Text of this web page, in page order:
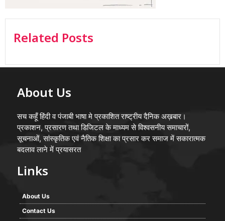
Related Posts
About Us
सच कहूँ हिंदी व पंजाबी भाषा मे प्रकाशित राष्ट्रीय दैनिक अख़बार।
प्रकाशन, प्रसारण तथा डिजिटल के माध्यम से विश्वसनीय समाचारों,
सूचनाओं, सांस्कृतिक एवं नैतिक शिक्षा का प्रसार कर समाज में सकारात्मक
बदलाव लाने में प्रयासरत
Links
About Us
Contact Us